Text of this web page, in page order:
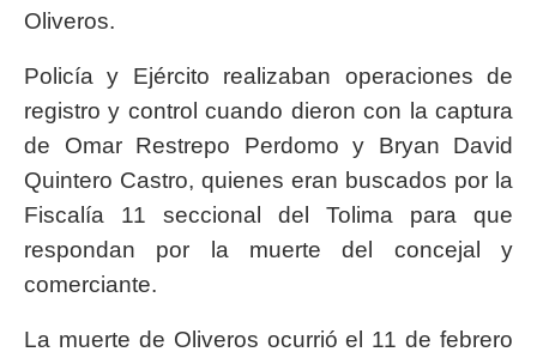
Oliveros.
Policía y Ejército realizaban operaciones de
registro y control cuando dieron con la captura
de Omar Restrepo Perdomo y Bryan David
Quintero Castro, quienes eran buscados por la
Fiscalía 11 seccional del Tolima para que
respondan por la muerte del concejal y
comerciante.
La muerte de Oliveros ocurrió el 11 de febrero